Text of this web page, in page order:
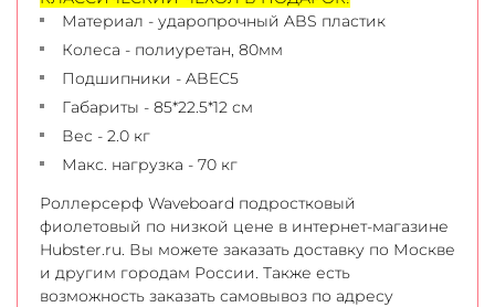
Материал - ударопрочный ABS пластик
Колеса - полиуретан, 80мм
Подшипники - ABEC5
Габариты - 85*22.5*12 см
Вес - 2.0 кг
Макс. нагрузка - 70 кг
Роллерсерф Waveboard подростковый
фиолетовый по низкой цене в интернет-магазине
Hubster.ru. Вы можете заказать доставку по Москве
и другим городам России. Также есть
возможность заказать самовывоз по адресу